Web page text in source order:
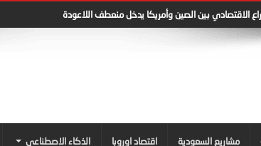
الاقتصادي بين الصين وأمريكا يدخل منعطف اللاعودة
مشاريع السعودية اقتصاد اوروبا الذكاء الاصطناعي